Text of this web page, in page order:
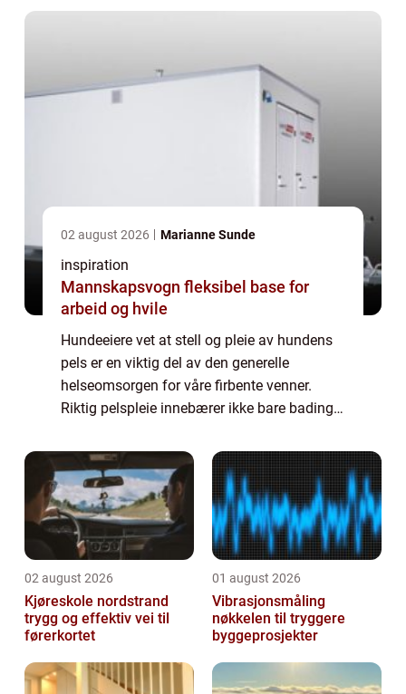
02 august 2026 Marianne Sunde
inspiration
Mannskapsvogn fleksibel base for
arbeid og hvile
Hundeeiere vet at stell og pleie av hundens
pels er en viktig del av den generelle
helseomsorgen for våre firbente venner.
Riktig pelspleie innebærer ikke bare bading
trimming, spesielt fo...
02 august 2026
Kjøreskole nordstrand
trygg og effektiv vei til
førerkortet
01 august 2026
Vibrasjonsmåling
nøkkelen til tryggere
byggeprosjekter